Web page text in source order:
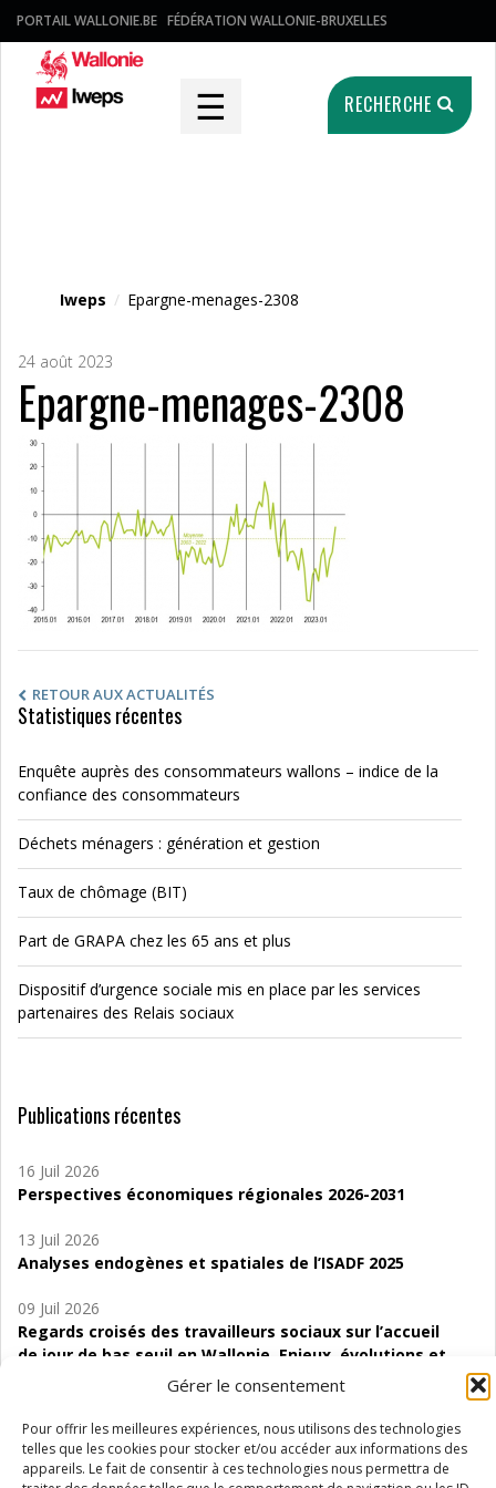
Gérer le consentement
Pour offrir les meilleures expériences, nous utilisons des technologies
telles que les cookies pour stocker et/ou accéder aux informations des
appareils. Le fait de consentir à ces technologies nous permettra de
PORTAIL WALLONIE.BE FÉDÉRATION WALLONIE-BRUXELLES
☰ RECHERCHE
Iweps / Epargne-menages-2308
24 août 2023
Epargne-menages-2308
RETOUR AUX ACTUALITÉS
Statistiques récentes
Enquête auprès des consommateurs wallons – indice de la
confiance des consommateurs
Déchets ménagers : génération et gestion
Taux de chômage (BIT)
Part de GRAPA chez les 65 ans et plus
Dispositif d’urgence sociale mis en place par les services
partenaires des Relais sociaux
Publications récentes
16 Juil 2026
Perspectives économiques régionales 2026-2031
13 Juil 2026
Analyses endogènes et spatiales de l’ISADF 2025
09 Juil 2026
Regards croisés des travailleurs sociaux sur l’accueil
de jour de bas seuil en Wallonie. Enjeux, évolutions et
06 Juil 2026
Étude d’évaluabilité des Structures
d’accompagnement à l’autocréation d’emploi (SAACE)